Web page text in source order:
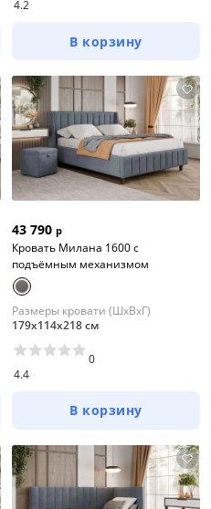
4.2
В корзину
43 790 р
Кровать Милана 1600 с
подъёмным механизмом
Размеры кровати (ШхВхГ)
179х114х218 см
4.4
0
В корзину